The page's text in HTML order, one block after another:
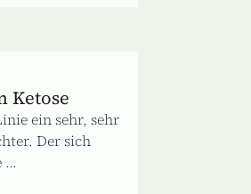
Ketose
ein sehr, sehr
Der sich